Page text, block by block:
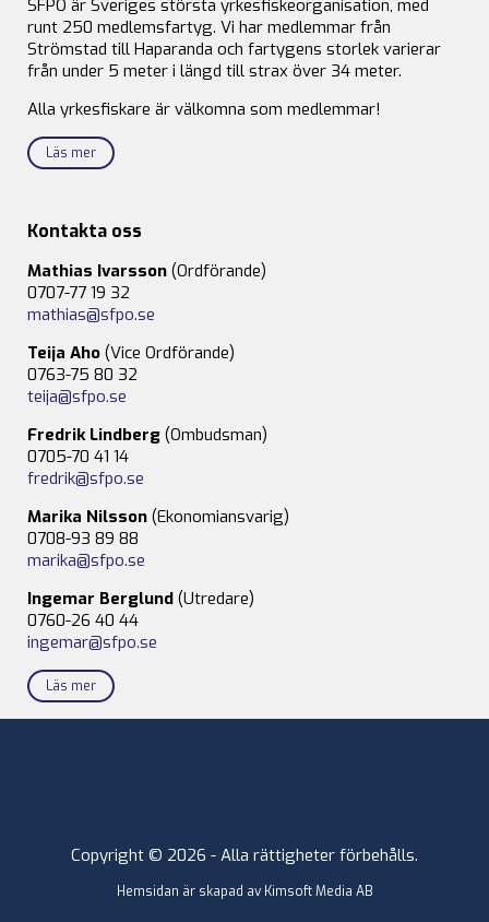
SFPO är Sveriges största yrkesfiskeorganisation, med
runt 250 medlemsfartyg. Vi har medlemmar från
Strömstad till Haparanda och fartygens storlek varierar
från under 5 meter i längd till strax över 34 meter.
Alla yrkesfiskare är välkomna som medlemmar!
Läs mer
Kontakta oss
Mathias Ivarsson (Ordförande)
0707-77 19 32
mathias@sfpo.se
Teija Aho (Vice Ordförande)
0763-75 80 32
teija@sfpo.se
Fredrik Lindberg (Ombudsman)
0705-70 41 14
fredrik@sfpo.se
Marika Nilsson (Ekonomiansvarig)
0708-93 89 88
marika@sfpo.se
Ingemar Berglund (Utredare)
0760-26 40 44
ingemar@sfpo.se
Läs mer
Copyright © 2026 - Alla rättigheter förbehålls.
Hemsidan är skapad av Kimsoft Media AB